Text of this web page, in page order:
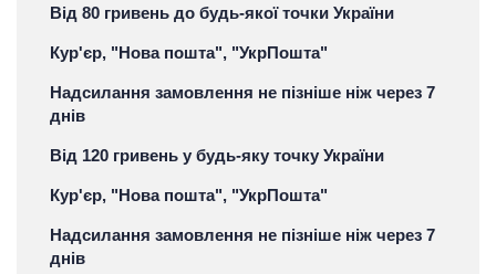
Від 80 гривень до будь-якої точки України
Кур'єр, "Нова пошта", "УкрПошта"
Надсилання замовлення не пізніше ніж через 7
днів
Від 120 гривень у будь-яку точку України
Кур'єр, "Нова пошта", "УкрПошта"
Надсилання замовлення не пізніше ніж через 7
днів